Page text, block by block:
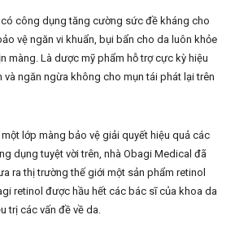
công dụng tăng cường sức đề kháng cho
vệ ngăn vi khuẩn, bụi bẩn cho da luôn khỏe
màng. Là dược mỹ phẩm hỗ trợ cực kỳ hiệu
và ngăn ngừa không cho mụn tái phát lại trên
lớp màng bảo vệ giải quyết hiệu quả các
dụng tuyệt vời trên, nhà Obagi Medical đã
ra thị trường thế giới một sản phẩm retinol
retinol được hầu hết các bác sĩ của khoa da
trị các vấn đề về da.